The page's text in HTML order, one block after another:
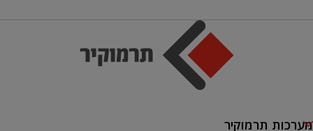
מערכות תרמוקיר